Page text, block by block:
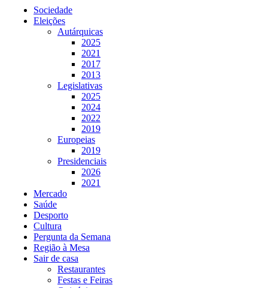
Sociedade
Eleições
Autárquicas
2025
2021
2017
2013
Legislativas
2025
2024
2022
2019
Europeias
2019
Presidenciais
2026
2021
Mercado
Saúde
Desporto
Cultura
Pergunta da Semana
Região à Mesa
Sair de casa
Restaurantes
Festas e Feiras